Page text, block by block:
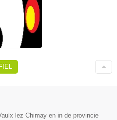
lez Chimay en in de provincie